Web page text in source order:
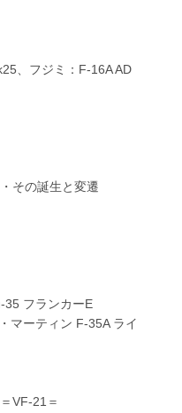
、フジミ：F-16A AD
その誕生と変遷
フランカーE
ーティン F-35A ライ
VF-21＝